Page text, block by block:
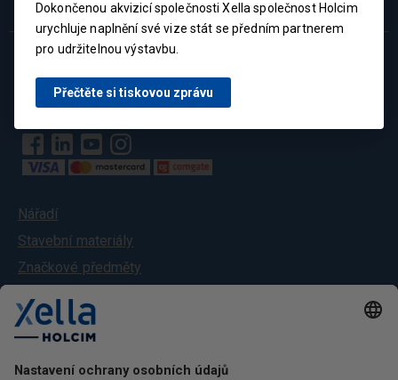
Nářadí
Stavební materiály
Značkové předměty
O nás
Kontakt
Dokončenou akvizicí společnosti Xella společnost Holcim
urychluje naplnění své vize stát se předním partnerem
pro udržitelnou výstavbu.
Přečtěte si tiskovou zprávu